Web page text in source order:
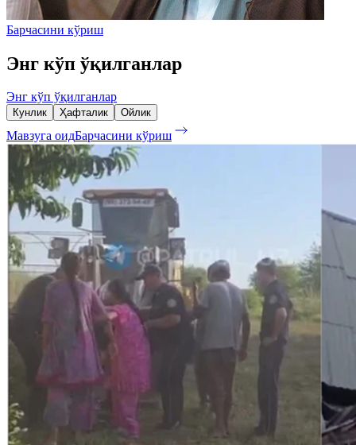
Барчасини кўриш
Энг кўп ўқилганлар
Энг кўп ўқилганлар
Кунлик Ҳафталик Ойлик
Мавзуга оидБарчасини кўриш